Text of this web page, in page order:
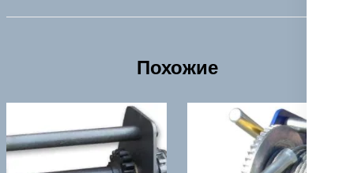
Похожие